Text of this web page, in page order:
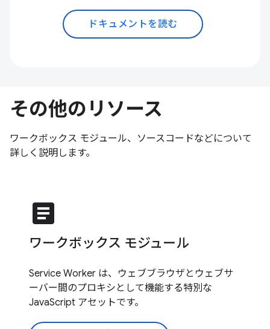
ドキュメントを読む
その他のリソース
ワークボックス モジュール、ソースコードなどについて
詳しく説明します。
article
ワークボックス モジュール
Service Worker は、ウェブブラウザとウェブサ
ーバー間のプロキシとして機能する特別な
JavaScript アセットです。